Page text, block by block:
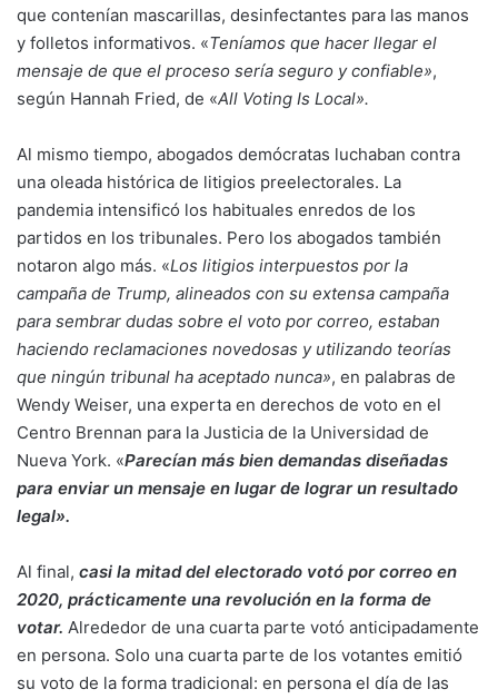
que contenían mascarillas, desinfectantes para las manos
y folletos informativos. «Teníamos que hacer llegar el
mensaje de que el proceso sería seguro y confiable»,
según Hannah Fried, de «All Voting Is Local».
Al mismo tiempo, abogados demócratas luchaban contra
una oleada histórica de litigios preelectorales. La
pandemia intensificó los habituales enredos de los
partidos en los tribunales. Pero los abogados también
notaron algo más. «Los litigios interpuestos por la
campaña de Trump, alineados con su extensa campaña
para sembrar dudas sobre el voto por correo, estaban
haciendo reclamaciones novedosas y utilizando teorías
que ningún tribunal ha aceptado nunca», en palabras de
Wendy Weiser, una experta en derechos de voto en el
Centro Brennan para la Justicia de la Universidad de
Nueva York. «Parecían más bien demandas diseñadas
para enviar un mensaje en lugar de lograr un resultado
legal».
Al final, casi la mitad del electorado votó por correo en
2020, prácticamente una revolución en la forma de
votar. Alrededor de una cuarta parte votó anticipadamente
en persona. Solo una cuarta parte de los votantes emitió
su voto de la forma tradicional: en persona el día de las